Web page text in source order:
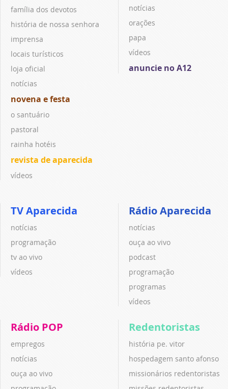
família dos devotos
história de nossa senhora
imprensa
locais turísticos
loja oficial
notícias
novena e festa
o santuário
pastoral
rainha hotéis
revista de aparecida
vídeos
notícias
orações
papa
vídeos
anuncie no A12
TV Aparecida
notícias
programação
tv ao vivo
vídeos
Rádio Aparecida
notícias
ouça ao vivo
podcast
programação
programas
vídeos
Rádio POP
empregos
notícias
ouça ao vivo
Redentoristas
história pe. vitor
hospedagem santo afonso
missionários redentoristas